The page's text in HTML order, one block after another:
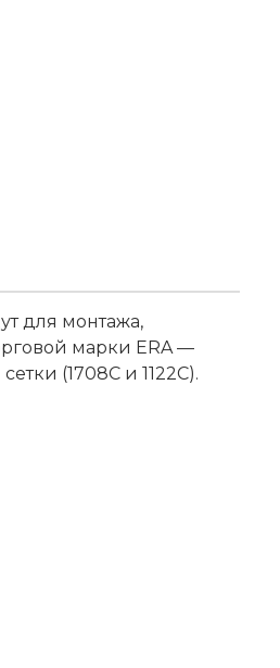
для монтажа,
марки ERA —
(1708С и 1122С).